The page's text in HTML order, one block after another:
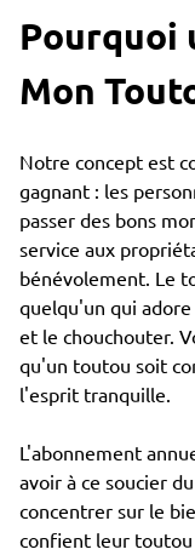
Pourquoi
Mon
Notre concept est
gagnant : les
passer des bons
service aux
bénévolement. Le
quelqu'un qui
et le chouchouter.
qu'un toutou soit
l'esprit tranquille.
L'abonnement
avoir à ce soucier
concentrer sur le
confient leur